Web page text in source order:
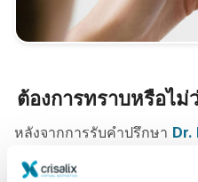
ต้องการทราบหรือไ
หลังจากการรับคำปรึกษา Dr.
ให้คุณดูภาพ "คุณคนใหม่" ข